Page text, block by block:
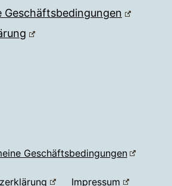
Geschäftsbedingungen
Geschäftsbedingungen
Impressum